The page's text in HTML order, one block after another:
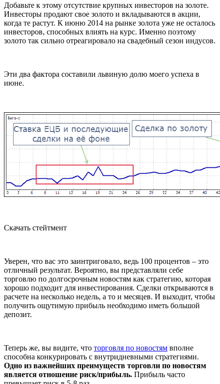
Добавьте к этому отсутствие крупных инвесторов на золоте.
Инвесторы продают свое золото и вкладываются в акции,
когда те растут. К июню 2014 на рынке золота уже не осталось
инвесторов, способных влиять на курс. Именно поэтому
золото так сильно отреагировало на свадебный сезон индусов.
Эти два фактора составили львиную долю моего успеха в
июне.
Скачать стейтмент
Уверен, что вас это заинтриговало, ведь 100 процентов – это
отличный результат. Вероятно, вы представляли себе
торговлю по долгосрочным новостям как стратегию, которая
хорошо подходит для инвестирования. Сделки открываются в
расчете на несколько недель, а то и месяцев. И выходит, чтобы
получить ощутимую прибыль необходимо иметь большой
депозит.
Теперь же, вы видите, что торговля по новостям вполне
способна конкурировать с внутридневными стратегиями.
Одно из важнейших преимуществ торговли по новостям
является отношение риск/прибыль. Прибыль часто